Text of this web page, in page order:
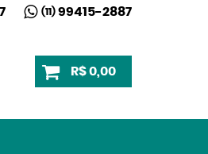
(11)99415-2887
R$ 0,00